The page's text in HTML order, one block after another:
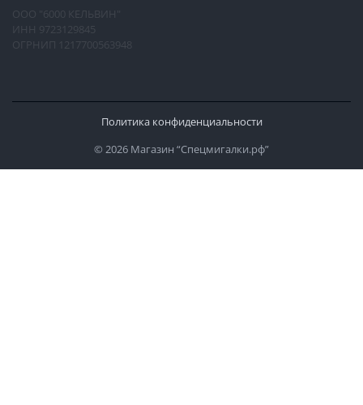
ООО "6000 КЕЛЬВИН"
ИНН 9723129845
ОГРНИП 1217700563948
Политика конфиденциальности
© 2026 Магазин “Спецмигалки.рф”